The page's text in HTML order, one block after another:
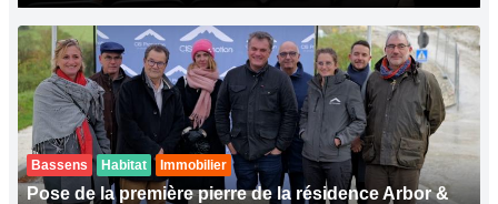
Bassens Habitat Immobilier
Pose de la première pierre de la résidence Arbor &